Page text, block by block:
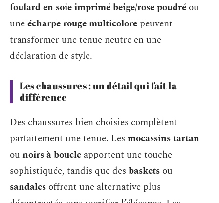
foulard en soie imprimé beige/rose poudré ou
uneécharpe rouge multicolore peuvent
transformer une tenue neutre en une
déclaration de style.
Les chaussures : un détail qui fait la
différence
Des chaussures bien choisies complètent
parfaitement une tenue. Les mocassins tartan
ou noirs à boucle apportent une touche
sophistiquée, tandis que des baskets ou
sandales offrent une alternative plus